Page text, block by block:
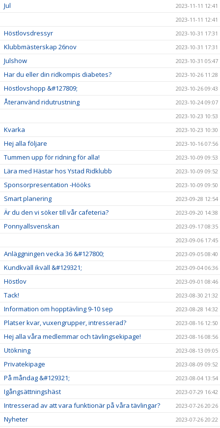
Jul
2023-11-11 12:41
2023-11-11 12:41
Höstlovsdressyr 2023-10-31 17:31
Klubbmästerskap 26nov 2023-10-31 17:31
Julshow 2023-10-31 05:47
Har du eller din ridkompis diabetes? 2023-10-26 11:28
Höstlovshopp &#127809; 2023-10-26 09:43
Återanvänd ridutrustning
2023-10-24 09:07
2023-10-23 10:53
Kvarka 2023-10-23 10:30
Hej alla följare 2023-10-16 07:56
Tummen upp för ridning för alla! 2023-10-09 09:53
Lära med Hästar hos Ystad Ridklubb 2023-10-09 09:52
Sponsorpresentation -Hööks 2023-10-09 09:50
Smart planering 2023-09-28 12:54
Är du den vi söker till vår cafeteria? 2023-09-20 14:38
Ponnyallsvenskan
2023-09-17 08:35
2023-09-06 17:45
Anläggningen vecka 36 &#127800; 2023-09-05 08:40
Kundkväll ikväll &#129321; 2023-09-04 06:36
Höstlov 2023-09-01 08:46
Tack! 2023-08-30 21:32
Information om hopptävling 9-10 sep 2023-08-28 14:32
Platser kvar, vuxengrupper, intresserad? 2023-08-16 12:50
Hej alla våra medlemmar och tävlingsekipage! 2023-08-16 08:56
Utökning 2023-08-13 09:05
Privatekipage 2023-08-09 09:52
På måndag &#129321; 2023-08-04 13:54
Igångsättningshäst 2023-07-29 16:42
Intresserad av att vara funktionär på våra tävlingar? 2023-07-26 20:26
Nyheter 2023-07-26 20:22